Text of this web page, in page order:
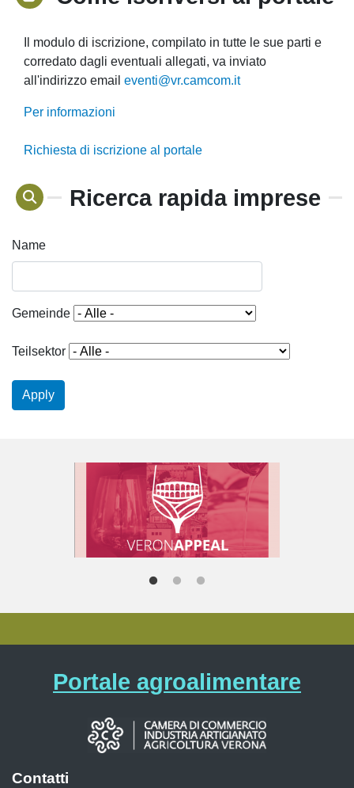
Il modulo di iscrizione, compilato in tutte le sue parti e
corredato dagli eventuali allegati, va inviato
all'indirizzo email eventi@vr.camcom.it
Per informazioni
Richiesta di iscrizione al portale
Ricerca rapida imprese
Name
Gemeinde
Teilsektor
Apply
Portale agroalimentare
Contatti